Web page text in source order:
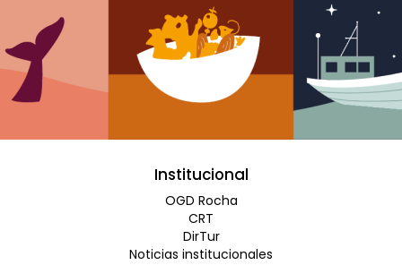
Institucional
OGD Rocha
CRT
DirTur
Noticias institucionales